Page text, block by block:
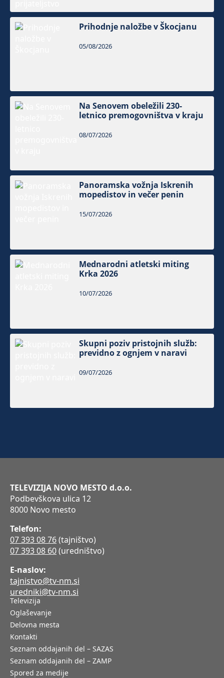
Prihodnje naložbe v Škocjanu
05/08/2026
Na Senovem obeležili 230-
letnico premogovništva v kraju
08/07/2026
Panoramska vožnja Iskrenih
mopedistov in večer penin
15/07/2026
Mednarodni atletski miting
Krka 2026
10/07/2026
Skupni poziv pristojnih služb:
previdno z ognjem v naravi
09/07/2026
TELEVIZIJA NOVO MESTO d.o.o.
Podbevškova ulica 12
8000 Novo mesto
Telefon:
07 393 08 76(tajništvo)
07 393 08 60(uredništvo)
E-naslov:
tajnistvo@tv-nm.si
uredniki@tv-nm.si
Televizija
Oglaševanje
Delovna mesta
Kontakti
Seznam oddajanih del – SAZAS
Seznam oddajanih del – ZAMP
Spored za medije